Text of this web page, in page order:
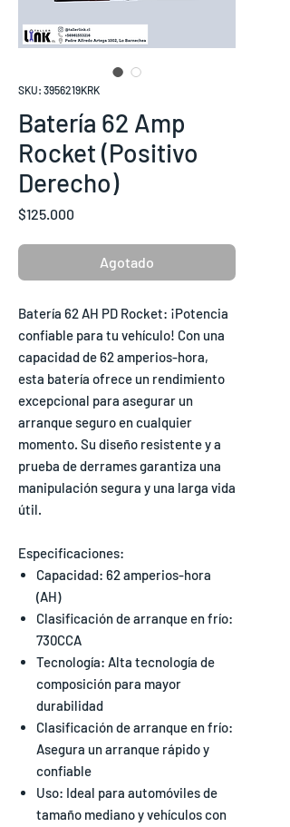
SKU: 3956219KRK
Batería 62 Amp
Rocket (Positivo
Derecho)
$125.000
Agotado
Batería 62 AH PD Rocket: ¡Potencia
confiable para tu vehículo! Con una
capacidad de 62 amperios-hora,
esta batería ofrece un rendimiento
excepcional para asegurar un
arranque seguro en cualquier
momento. Su diseño resistente y a
prueba de derrames garantiza una
manipulación segura y una larga vida
útil.
Especificaciones:
Capacidad: 62 amperios-hora
(AH)
Clasificación de arranque en frío:
730CCA
Tecnología: Alta tecnología de
composición para mayor
durabilidad
Clasificación de arranque en frío:
Asegura un arranque rápido y
confiable
Uso: Ideal para automóviles de
tamaño mediano y vehículos con